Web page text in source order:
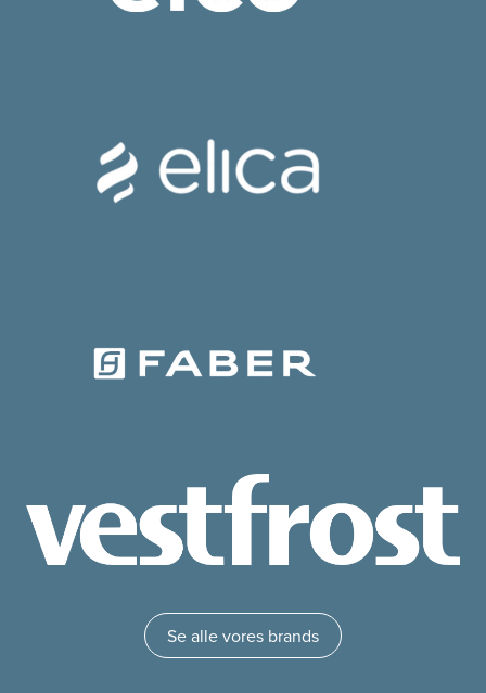
Se alle vores brands